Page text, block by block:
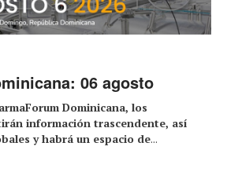
06 agosto
Dominicana, los
información trascendente, así
y habrá un espacio de...